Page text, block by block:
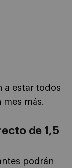
a estar todos
mes más.
de 1,5
podrán